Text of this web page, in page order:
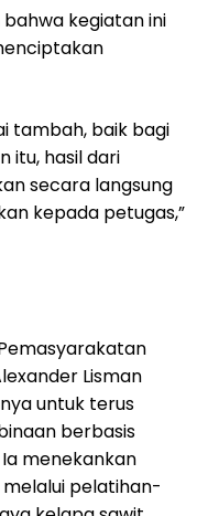
kegiatan ini
tambah, baik bagi
itu, hasil dari
secara langsung
kepada petugas,”
Lisman
untuk terus
berbasis
menekankan
pelatihan-